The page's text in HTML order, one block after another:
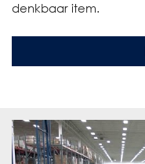
denkbaar item.